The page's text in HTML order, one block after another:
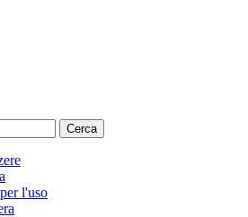
Cerca
l'uso